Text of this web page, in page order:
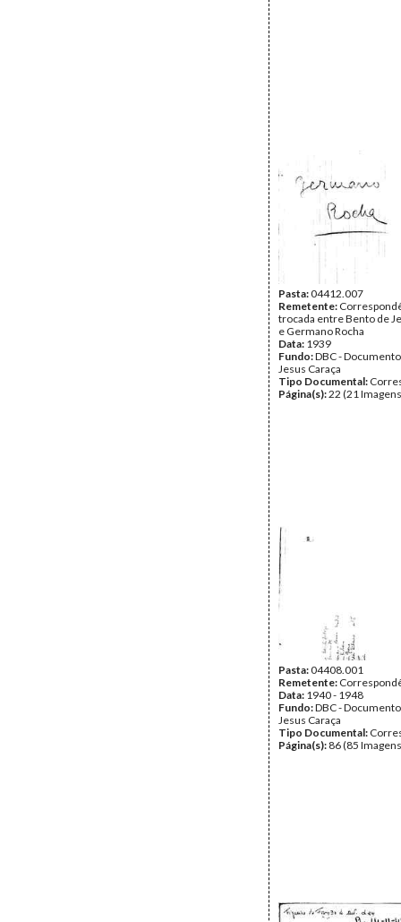
Pasta:04412.007
Remetente:
trocada entre Bento de
e Germano Rocha
Data: 1939
Fundo:DBC -
Jesus Caraça
Tipo Documental:
Página(s):22 (21
Pasta:04408.001
Remetente:
Data: 1940 - 1948
Fundo:DBC -
Jesus Caraça
Tipo Documental:
Página(s): 86 (85